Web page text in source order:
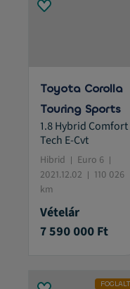
Toyota Corolla
Touring Sports
1.8 Hybrid Comfort
Tech E-Cvt
Hibrid
Euro 6
2021.12.02
110 026
km
Vételár
7 590 000 Ft
FOGLALT